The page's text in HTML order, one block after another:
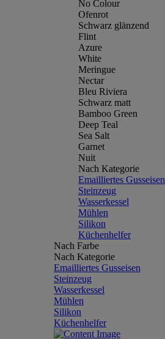
No Colour
Ofenrot
Schwarz glänzend
Flint
Azure
White
Meringue
Nectar
Bleu Riviera
Schwarz matt
Bamboo Green
Deep Teal
Sea Salt
Garnet
Nuit
Nach Kategorie
Emailliertes Gusseisen
Steinzeug
Wasserkessel
Mühlen
Silikon
Küchenhelfer
Nach Farbe
Nach Kategorie
Emailliertes Gusseisen
Steinzeug
Wasserkessel
Mühlen
Silikon
Küchenhelfer